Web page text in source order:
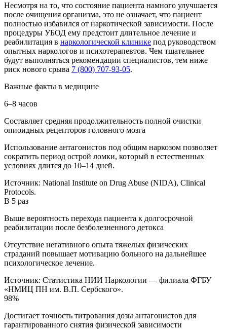
Несмотря на то, что состояние пациента намного улучшается
после очищения организма, это не означает, что пациент
полностью избавился от наркотической зависимости. После
процедуры УБОД ему предстоит длительное лечение и
реабилитация в наркологической клинике под руководством
опытных наркологов и психотерапевтов. Чем тщательнее
будут выполняться рекомендации специалистов, тем ниже
риск нового срыва 7 (800) 707-93-05.
Важные факты в медицине
6–8 часов
Составляет средняя продолжительность полной очистки
опиоидных рецепторов головного мозга
Использование антагонистов под общим наркозом позволяет
сократить период острой ломки, который в естественных
условиях длится до 10–14 дней.
Источник: National Institute on Drug Abuse (NIDA), Clinical
Protocols.
В 5 раз
Выше вероятность перехода пациента к долгосрочной
реабилитации после безболезненного детокса
Отсутствие негативного опыта тяжелых физических
страданий повышает мотивацию больного на дальнейшее
психологическое лечение.
Источник: Статистика НИИ Наркологии — филиала ФГБУ
«НМИЦ ПН им. В.П. Сербского».
98%
Достигает точность титрования дозы антагонистов для
гарантированного снятия физической зависимости